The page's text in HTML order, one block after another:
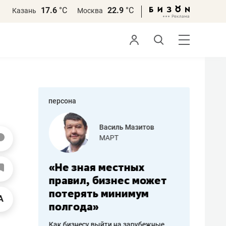
Казань 17.6 °С Москва 22.9 °С
персона
работа
Василь Мазитов
МАРТ
«Не зная местных
правил, бизнес может
потерять минимум
полгода»